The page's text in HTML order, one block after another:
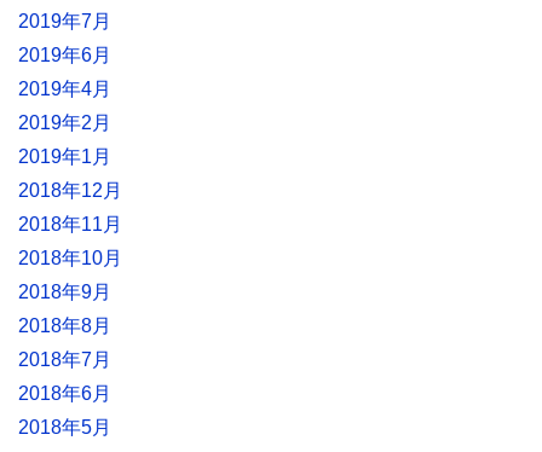
2019年7月
2019年6月
2019年4月
2019年2月
2019年1月
2018年12月
2018年11月
2018年10月
2018年9月
2018年8月
2018年7月
2018年6月
2018年5月